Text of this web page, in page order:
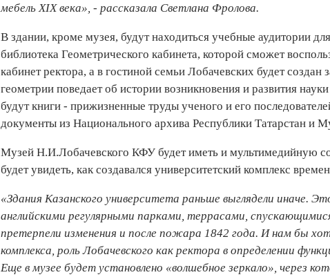
мебель XIXвека», - рассказала Светлана Фролова.
В здании, кроме музея, будут находиться учебные аудитории
библиотека Геометрического кабинета, которой сможет
кабинет ректора, а в гостиной семьи Лобачевских будет
геометрии поведает об истории возникновения и развития
будут книги - прижизненные труды ученого и его
документы из Национального архива Республики Татарстан и
Музей Н.И.Лобачевского КФУ будет иметь и мультимедийную
будет увидеть, как создавался университетский комплекс
«Здания Казанского университета раньше выглядели иначе.
английскими регулярными парками, террасами,
претерпели изменения и после пожара 1842 года. И нам бы
комплекса, роль Лобачевского как ректора в определении
Еще в музее будет установлено «волшебное зеркало», через